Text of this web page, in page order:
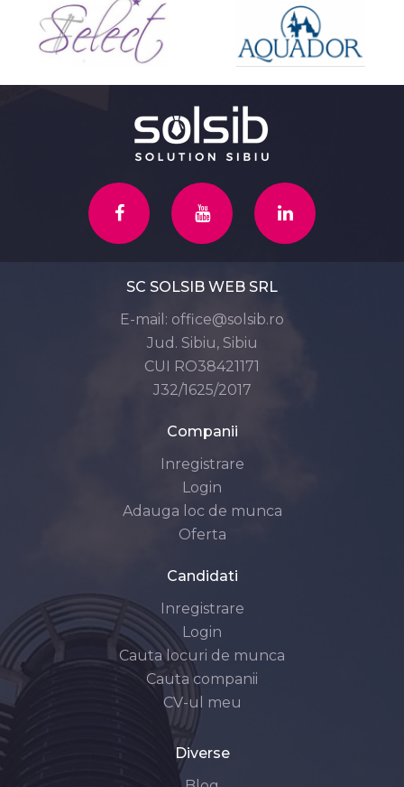
SC SOLSIB WEB SRL
E-mail: office@solsib.ro
Jud. Sibiu, Sibiu
CUI RO38421171
J32/1625/2017
Companii
Inregistrare
Login
Adauga loc de munca
Oferta
Candidati
Inregistrare
Login
Cauta locuri de munca
Cauta companii
CV-ul meu
Diverse